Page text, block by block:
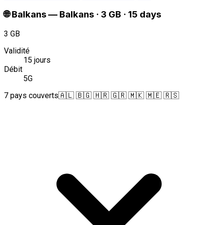
🌐 Balkans— Balkans · 3 GB · 15 days
3 GB
Validité
15 jours
Débit
5G
7 pays couverts🇦🇱 🇧🇬 🇭🇷 🇬🇷 🇲🇰 🇲🇪 🇷🇸